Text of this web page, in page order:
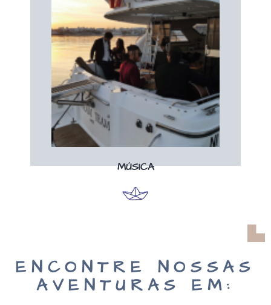
MÚSICA
Reserve a sua banda ao vivo a bordo!
Livro
ENCONTRE NOSSAS
AVENTURAS EM: